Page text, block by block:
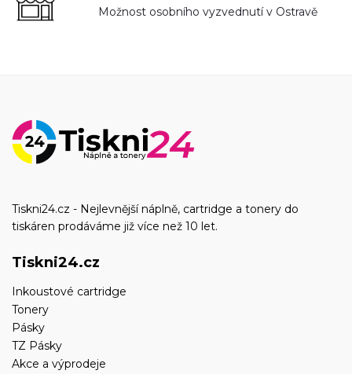
Možnost osobního vyzvednutí v Ostravě
Tiskni24.cz - Nejlevnější náplně, cartridge a tonery do
tiskáren prodáváme již více než 10 let.
Tiskni24.cz
Inkoustové cartridge
Tonery
Pásky
TZ Pásky
Akce a výprodeje